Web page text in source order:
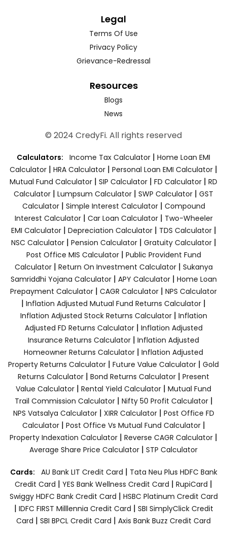
Legal
Terms Of Use
Privacy Policy
Grievance-Redressal
Resources
Blogs
News
© 2024 CredyFi. All rights reserved
Calculators: Income Tax Calculator | Home Loan EMI
Calculator | HRA Calculator | Personal Loan EMI Calculator |
Mutual Fund Calculator | SIP Calculator | FD Calculator | RD
Calculator | Lumpsum Calculator | SWP Calculator | GST
Calculator| Simple Interest Calculator| Compound
Interest Calculator| Car Loan Calculator| Two-Wheeler
EMI Calculator| Depreciation Calculator| TDS Calculator|
NSC Calculator| Pension Calculator| Gratuity Calculator|
Post Office MIS Calculator| Public Provident Fund
Calculator| Return On Investment Calculator| Sukanya
Samriddhi Yojana Calculator| APY Calculator| Home Loan
Prepayment Calculator | CAGR Calculator | NPS Calculator
| Inflation Adjusted Mutual Fund Returns Calculator |
Inflation Adjusted Stock Returns Calculator| Inflation
Adjusted FD Returns Calculator| Inflation Adjusted
Insurance Returns Calculator | Inflation Adjusted
Homeowner Returns Calculator | Inflation Adjusted
Property Returns Calculator | Future Value Calculator | Gold
Returns Calculator | Bond Returns Calculator | Present
Value Calculator | Rental Yield Calculator | Mutual Fund
Trail Commission Calculator| Nifty 50 Profit Calculator|
NPS Vatsalya Calculator| XIRR Calculator| Post Office FD
Calculator| Post Office Vs Mutual Fund Calculator|
Property Indexation Calculator | Reverse CAGR Calculator |
Average Share Price Calculator | STP Calculator
Cards: AU Bank LIT Credit Card | Tata Neu Plus HDFC Bank
Credit Card | YES Bank Wellness Credit Card | RupiCard |
Swiggy HDFC Bank Credit Card | HSBC Platinum Credit Card
| IDFC FIRST Milllennia Credit Card | SBI SimplyClick Credit
Card | SBI BPCL Credit Card | Axis Bank Buzz Credit Card